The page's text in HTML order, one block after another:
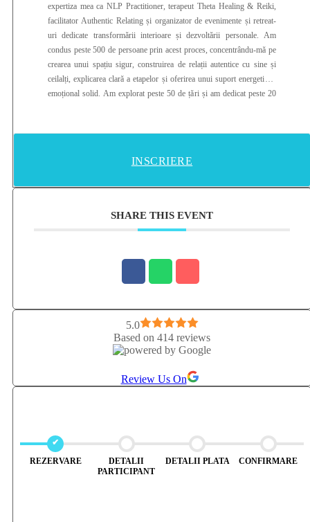
expertiza mea ca NLP Practitioner, terapeut Theta Healing & Reiki,
facilitator Authentic Relating și organizator de evenimente și retreat-
uri dedicate transformării interioare și dezvoltării personale. Am
condus peste 500 de persoane prin acest proces, concentrându-mă pe
crearea unui spațiu sigur, construirea de relații autentice cu sine și
ceilalți, explicarea clară a etapelor și oferirea unui suport energetic și
emoțional solid. Am explorat peste 50 de țări și am dedicat peste 20
eliberare emoțională și vindecare, precum Letting Go/Metoda Sedona
sinele autentic și să descopere o viață mai plină de claritate, bucurie și
INSCRIERE
SHARE THIS EVENT
5.0
Based on 414 reviews
Review Us On
REZERVARE
DETALII
PARTICIPANT
DETALII PLATA CONFIRMARE